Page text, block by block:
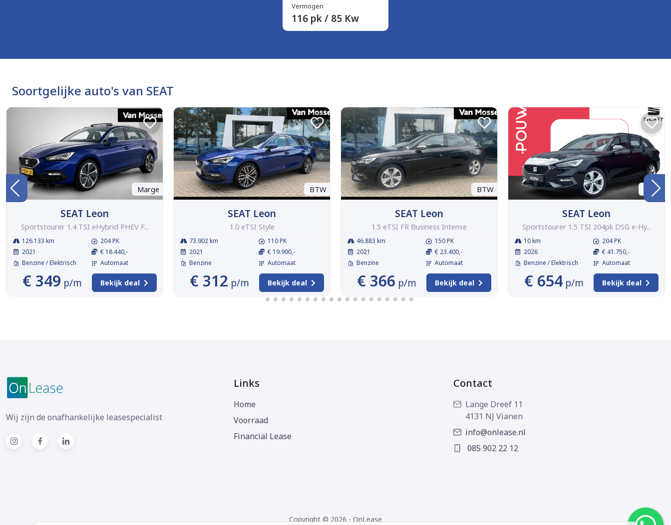
Vermogen
116 pk / 85 Kw
Soortgelijke auto's van SEAT
Marge
SEAT Leon
Sportstourer 1.4 TSI eHybrid PHEV F...
126.133 km
2021
Benzine / Elektrisch
204 PK
€ 18.440,-
Automaat
€ 349 p/m Bekijk deal
BTW
SEAT Leon
1.0 eTSI Style
73.902 km
2021
Benzine
110 PK
€ 19.900,-
Automaat
€ 312 p/m Bekijk deal
BTW
SEAT Leon
1.5 eTSI FR Business Intense
46.883 km
2021
Benzine
150 PK
€ 23.400,-
Automaat
€ 366 p/m Bekijk deal
BTW
SEAT Leon
Sportstourer 1.5 TSI 204pk DSG e-Hy...
10 km
2026
Benzine / Elektrisch
204 PK
€ 41.750,-
Automaat
€ 654 p/m Bekijk deal
Wij zijn de onafhankelijke leasespecialist
Links
Home
Voorraad
Financial Lease
Contact
Lange Dreef 11
4131 NJ Vianen
info@onlease.nl
085 902 22 12
Copyright © 2026 - OnLease